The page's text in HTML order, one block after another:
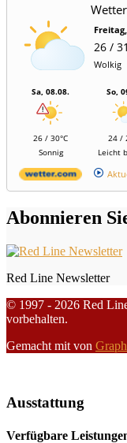
26 /
Wolkig
Sa, 08.08.
26 / 30°C
Sonnig
So,
24 /
Leicht
Abonnieren
Red Line Newsletter
© 1997 - 2026 Red
vorbehalten.
Gemacht mit von
Ausstattung
Verfügbare